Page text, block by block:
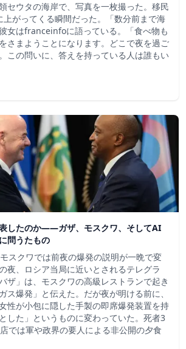
セウタの海岸で、写真を一枚撮った。移民
上がってくる瞬間だった。「数分前まで海
女はfranceinfoに語っている。「食べ物も
さまようことになります。どこで夜を過ご
この問いに、答えを持っている人は誰もい
したのか——ガザ、モスクワ、そしてAI
問うたもの
スクワでは前夜の爆発の説明が一晩で変
夜、ロシア当局に近いとされるテレグラ
ザ」は、モスクワの高級レストランで起き
ス爆発」と伝えた。だが夜が明ける前に、
性が小包に隠した手製の即席爆発装置を持
した」というものに変わっていた。死者3
では軍や政界の要人による非公開の夕食